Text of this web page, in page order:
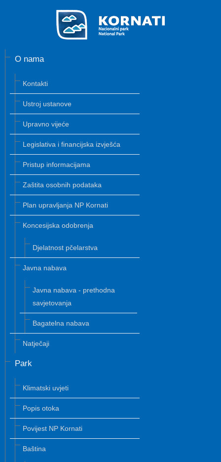
O nama
Kontakti
Ustroj ustanove
Upravno vijeće
Legislativa i financijska izvješća
Pristup informacijama
Zaštita osobnih podataka
Plan upravljanja NP Kornati
Koncesijska odobrenja
Djelatnost pčelarstva
Javna nabava
Javna nabava - prethodna
savjetovanja
Bagatelna nabava
Natječaji
Park
Klimatski uvjeti
Popis otoka
Povijest NP Kornati
Baština